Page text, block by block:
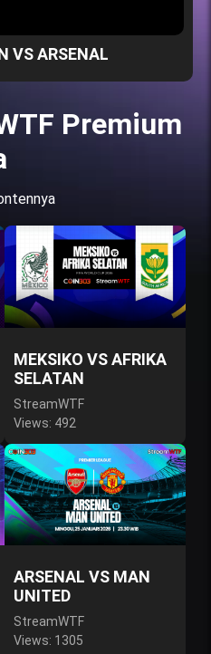
VS ARSENAL
Premium
MEKSIKO VS AFRIKA
SELATAN
StreamWTF
Views: 492
ARSENAL VS MAN
UNITED
StreamWTF
Views: 1305